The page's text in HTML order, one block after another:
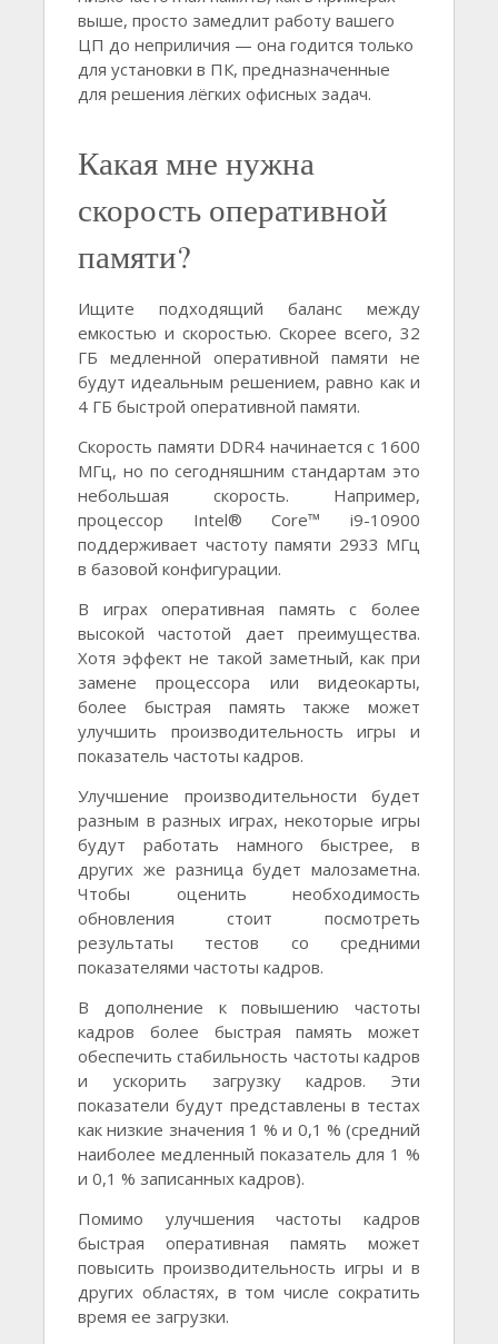
выше, просто замедлит работу вашего
ЦП до неприличия — она годится только
для установки в ПК, предназначенные
для решения лёгких офисных задач.
Какая мне нужна
скорость оперативной
памяти?
Ищите подходящий баланс между
емкостью и скоростью. Скорее всего, 32
ГБ медленной оперативной памяти не
будут идеальным решением, равно как и
4 ГБ быстрой оперативной памяти.
Скорость памяти DDR4 начинается с 1600
МГц, но по сегодняшним стандартам это
небольшая скорость. Например,
процессор Intel® Core™ i9-10900
поддерживает частоту памяти 2933 МГц
в базовой конфигурации.
В играх оперативная память с более
высокой частотой дает преимущества.
Хотя эффект не такой заметный, как при
замене процессора или видеокарты,
более быстрая память также может
улучшить производительность игры и
показатель частоты кадров.
Улучшение производительности будет
разным в разных играх, некоторые игры
будут работать намного быстрее, в
других же разница будет малозаметна.
Чтобы оценить необходимость
обновления стоит посмотреть
результаты тестов со средними
показателями частоты кадров.
В дополнение к повышению частоты
кадров более быстрая память может
обеспечить стабильность частоты кадров
и ускорить загрузку кадров. Эти
показатели будут представлены в тестах
как низкие значения 1 % и 0,1 % (средний
наиболее медленный показатель для 1 %
и 0,1 % записанных кадров).
Помимо улучшения частоты кадров
быстрая оперативная память может
повысить производительность игры и в
других областях, в том числе сократить
время ее загрузки.